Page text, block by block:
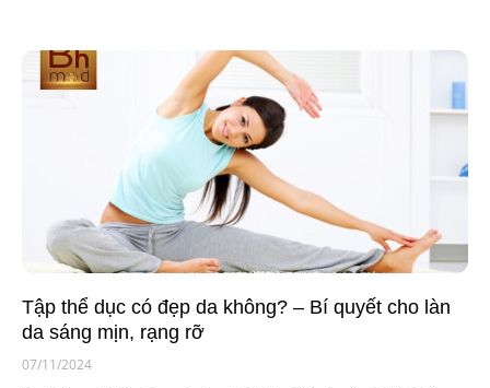
Tập thể dục có đẹp da không? – Bí quyết cho làn
da sáng mịn, rạng rỡ
07/11/2024